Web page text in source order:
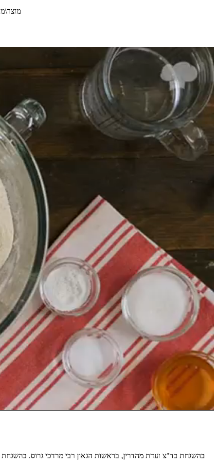
מוצר\מאכל זה
בהשגחת בד"צ ועדת מהדרין, בראשות הגאון רבי מרדכי גרוס.